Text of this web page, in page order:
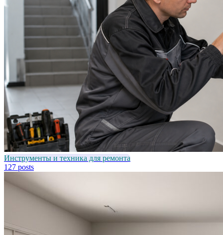
Инструменты и техника для ремонта
127 posts